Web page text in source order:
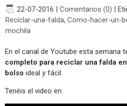
22-07-2016 | Comentarios (0) |
Reciclar-una-falda, Como-hacer-un-
mochila
En el canal de Youtube esta semana
completo para reciclar una falda
bolso ideal y fácil.
Tenéis el video en: